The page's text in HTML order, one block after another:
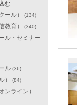
む
ール）
(134)
教育） (340)
ル・セミナー
ル (36)
） (84)
ンライン）